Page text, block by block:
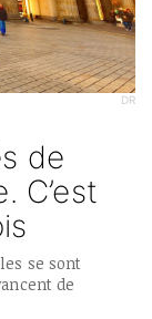
DR
de
C’est
se sont
de